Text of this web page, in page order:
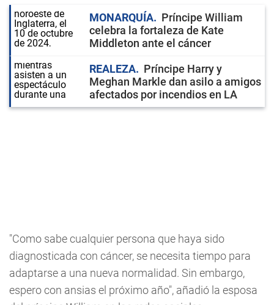
MONARQUÍA
Príncipe William
celebra la fortaleza de Kate
Middleton ante el cáncer
REALEZA
Príncipe Harry y
Meghan Markle dan asilo a amigos
afectados por incendios en LA
"Como sabe cualquier persona que haya sido
diagnosticada con cáncer, se necesita tiempo para
adaptarse a una nueva normalidad. Sin embargo,
espero con ansias el próximo año", añadió la esposa